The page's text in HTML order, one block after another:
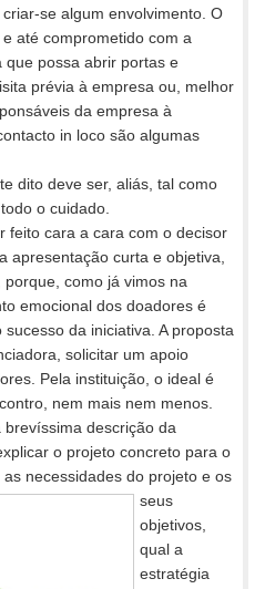
se algum envolvimento. O
até comprometido com a
possa abrir portas e
prévia à empresa ou, melhor
da empresa à
in loco são algumas
dito deve ser, aliás, tal como
o cuidado.
feito cara a cara com o decisor
apresentação curta e objetiva,
como já vimos na
emocional dos doadores é
da iniciativa. A proposta
solicitar um apoio
Pela instituição, o ideal é
nem mais nem menos.
descrição da
o projeto concreto para o
necessidades do projeto e os
seus
objetivos,
qual a
estratégia